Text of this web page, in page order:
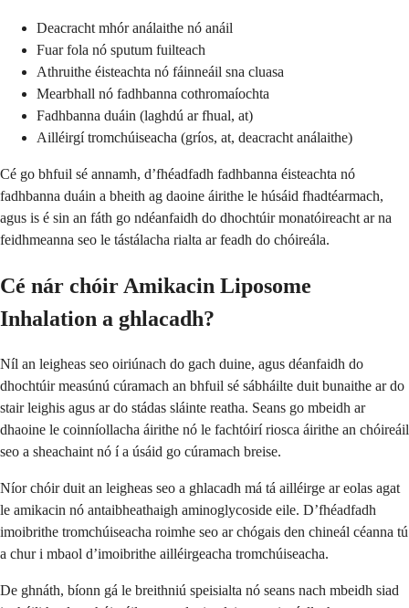
Deacracht mhór análaithe nó anáil
Fuar fola nó sputum fuilteach
Athruithe éisteachta nó fáinneáil sna cluasa
Mearbhall nó fadhbanna cothromaíochta
Fadhbanna duáin (laghdú ar fhual, at)
Ailléirgí tromchúiseacha (gríos, at, deacracht análaithe)
Cé go bhfuil sé annamh, d’fhéadfadh fadhbanna éisteachta nó
fadhbanna duáin a bheith ag daoine áirithe le húsáid fhadtéarmach,
agus is é sin an fáth go ndéanfaidh do dhochtúir monatóireacht ar na
feidhmeanna seo le tástálacha rialta ar feadh do chóireála.
Cé nár chóir Amikacin Liposome
Inhalation a ghlacadh?
Níl an leigheas seo oiriúnach do gach duine, agus déanfaidh do
dhochtúir measúnú cúramach an bhfuil sé sábháilte duit bunaithe ar do
stair leighis agus ar do stádas sláinte reatha. Seans go mbeidh ar
dhaoine le coinníollacha áirithe nó le fachtóirí riosca áirithe an chóireáil
seo a sheachaint nó í a úsáid go cúramach breise.
Níor chóir duit an leigheas seo a ghlacadh má tá ailléirge ar eolas agat
le amikacin nó antaibheathaigh aminoglycoside eile. D’fhéadfadh
imoibrithe tromchúiseacha roimhe seo ar chógais den chineál céanna tú
a chur i mbaol d’imoibrithe ailléirgeacha tromchúiseacha.
De ghnáth, bíonn gá le breithniú speisialta nó seans nach mbeidh siad